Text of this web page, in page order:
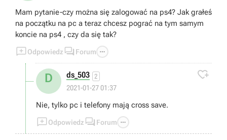
Mam pytanie-czy można się zalogować na ps4? Jak grałeś
na początku na pc a teraz chcesz pograć na tym samym
koncie na ps4 , czy da się tak?
Odpowiedz  Forum 
D ds_503 2
2021-01-27 01:37

Nie, tylko pc i telefony mają cross save.
Odpowiedz  Forum 